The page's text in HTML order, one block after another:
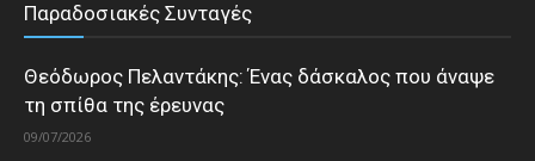
Παραδοσιακές Συνταγές
Θεόδωρος Πελαντάκης: Ένας δάσκαλος που άναψε
τη σπίθα της έρευνας
09/07/2026